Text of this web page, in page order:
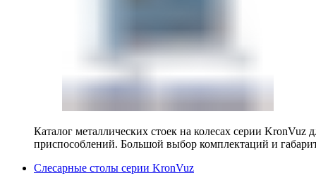
Каталог металлических стоек на колесах серии KronVuz
приспособлений. Большой выбор комплектаций и
Слесарные столы серии KronVuz